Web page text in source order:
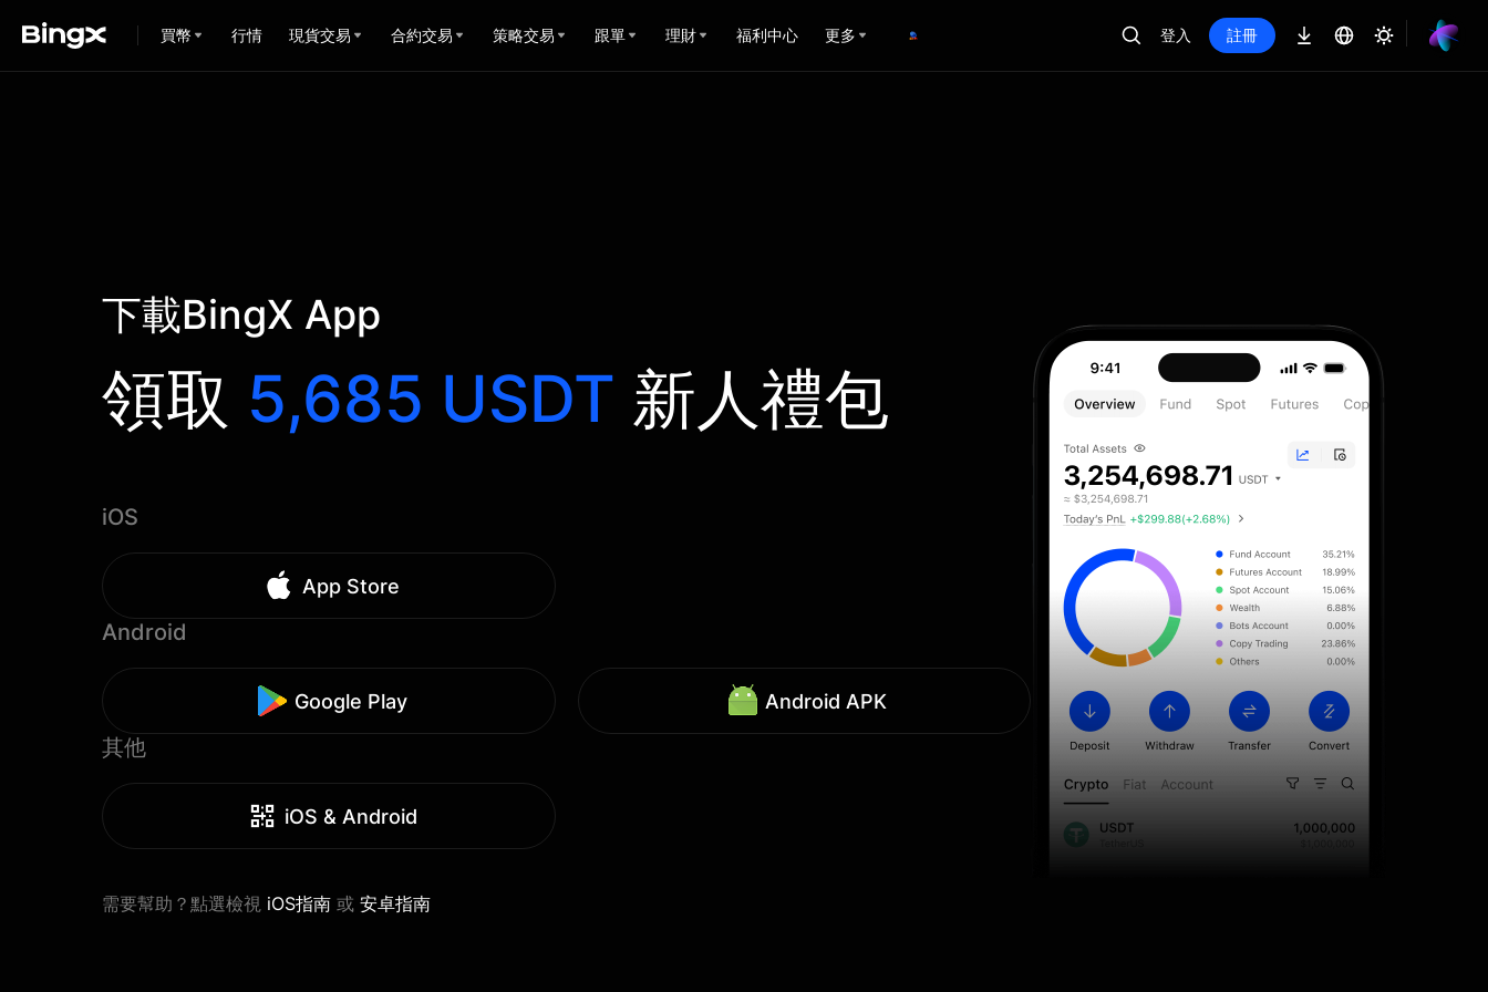
買幣 行情 現貨交易 合約交易 策略交易 跟單 理財 福利中心 更多 登入 註冊
下載BingX App
領取 5,685 USDT 新人禮包
iOS
App Store
Android
Google Play Android APK
其他
iOS & Android
需要幫助？點選檢視 iOS指南 或 安卓指南